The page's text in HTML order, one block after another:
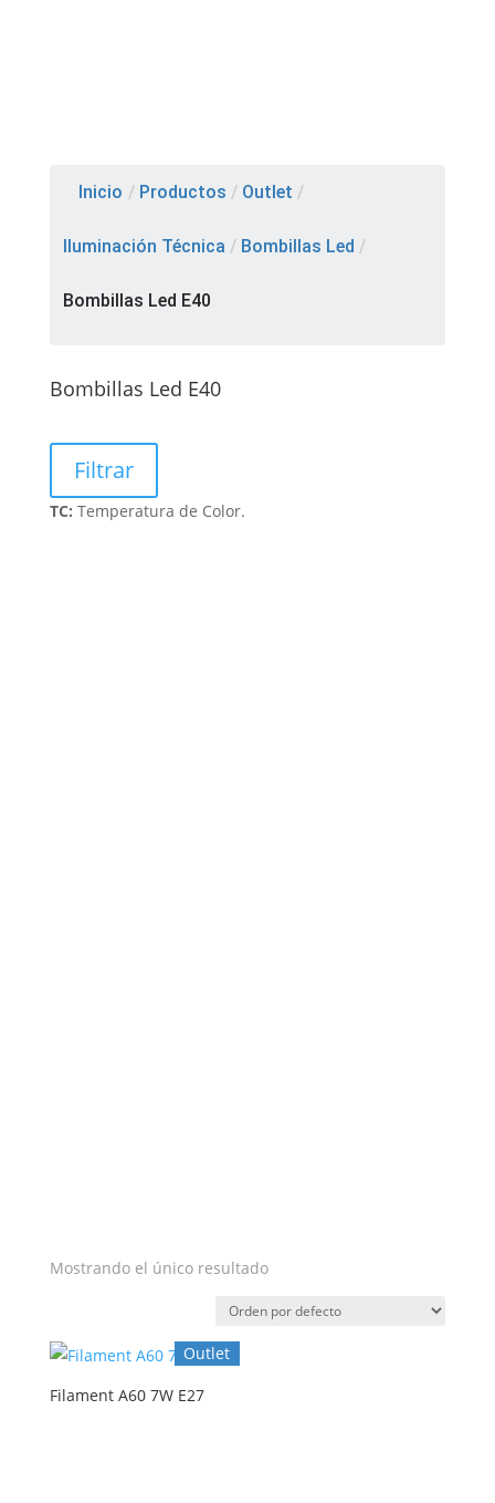
Inicio / Productos / Outlet /
Iluminación Técnica / Bombillas Led /
Bombillas Led E40
Bombillas Led E40
Filtrar
TC: Temperatura de Color.
Mostrando el único resultado
Outlet
Filament A60 7W E27